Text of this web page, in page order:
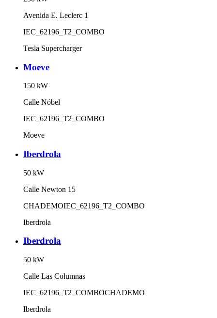
Avenida E. Leclerc 1
IEC_62196_T2_COMBO
Tesla Supercharger
Moeve
150 kW
Calle Nóbel
IEC_62196_T2_COMBO
Moeve
Iberdrola
50 kW
Calle Newton 15
CHADEMOIEC_62196_T2_COMBO
Iberdrola
Iberdrola
50 kW
Calle Las Columnas
IEC_62196_T2_COMBOCHADEMO
Iberdrola